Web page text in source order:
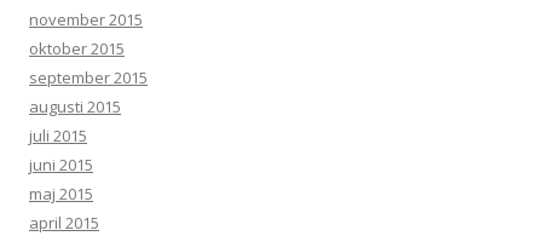
november 2015
oktober 2015
september 2015
augusti 2015
juli 2015
juni 2015
maj 2015
april 2015